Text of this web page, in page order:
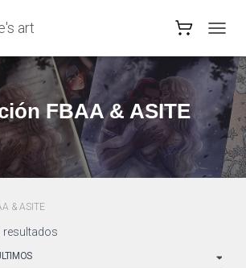
art
MODO
DE
FBAA & ASITE
& ASITE
resultados